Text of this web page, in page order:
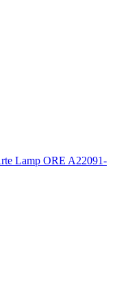
Lamp ORE A22091-